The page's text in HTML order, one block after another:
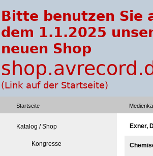
Startseite
Katalog / Shop
Kongresse
Exner,